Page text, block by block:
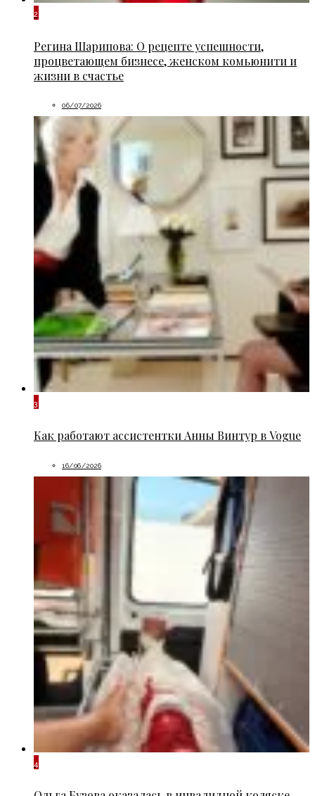
2
Регина Шарипова: О рецепте успешности,
процветающем бизнесе, женском комьюнити и
жизни в счастье
06/07/2026
3
Как работают ассистентки Анны Винтур в Vogue
16/06/2026
4